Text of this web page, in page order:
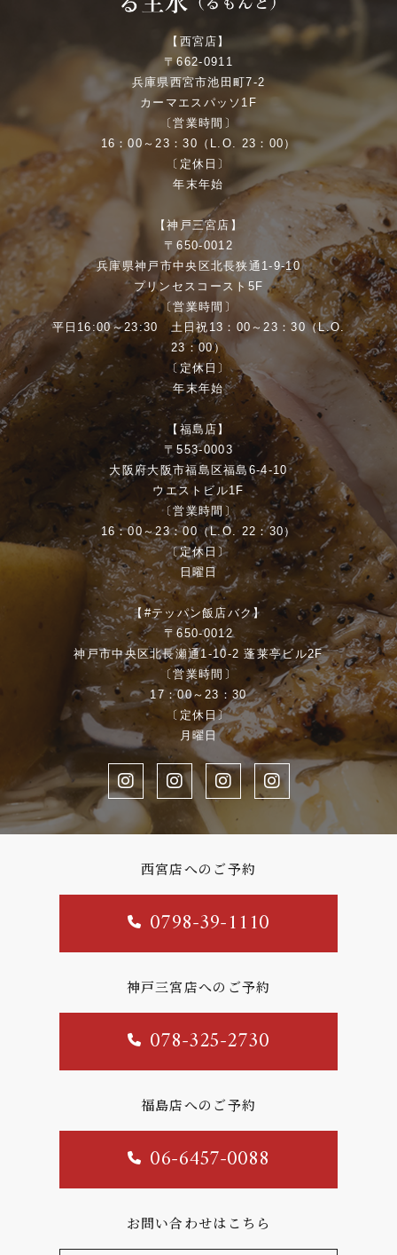
【西宮店】
〒662-0911
兵庫県西宮市池田町7-2
カーマエスパッソ1F
〔営業時間〕
16：00～23：30（L.O. 23：00）
〔定休日〕
年末年始
【神戸三宮店】
〒650-0012
兵庫県神戸市中央区北長狭通1-9-10
プリンセスコースト5F
〔営業時間〕
平日16:00～23:30 土日祝13：00～23：30（L.O.
23：00）
〔定休日〕
年末年始
【福島店】
〒553-0003
大阪府大阪市福島区福島6-4-10
ウエストビル1F
〔営業時間〕
16：00～23：00（L.O. 22：30）
〔定休日〕
日曜日
【#テッパン飯店バク】
〒650-0012
神戸市中央区北長瀬通1-10-2 蓬莱亭ビル2F
〔営業時間〕
17：00～23：30
〔定休日〕
月曜日
西宮店へのご予約
0798-39-1110
神戸三宮店へのご予約
078-325-2730
福島店へのご予約
06-6457-0088
お問い合わせはこちら